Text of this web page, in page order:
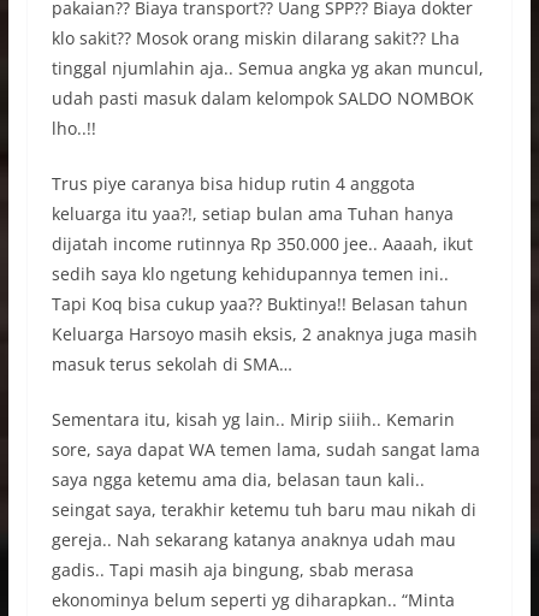
pakaian?? Biaya transport?? Uang SPP?? Biaya dokter
klo sakit?? Mosok orang miskin dilarang sakit?? Lha
tinggal njumlahin aja.. Semua angka yg akan muncul,
udah pasti masuk dalam kelompok SALDO NOMBOK
lho..!!
Trus piye caranya bisa hidup rutin 4 anggota
keluarga itu yaa?!, setiap bulan ama Tuhan hanya
dijatah income rutinnya Rp 350.000 jee.. Aaaah, ikut
sedih saya klo ngetung kehidupannya temen ini..
Tapi Koq bisa cukup yaa?? Buktinya!! Belasan tahun
Keluarga Harsoyo masih eksis, 2 anaknya juga masih
masuk terus sekolah di SMA…
Sementara itu, kisah yg lain.. Mirip siiih.. Kemarin
sore, saya dapat WA temen lama, sudah sangat lama
saya ngga ketemu ama dia, belasan taun kali..
seingat saya, terakhir ketemu tuh baru mau nikah di
gereja.. Nah sekarang katanya anaknya udah mau
gadis.. Tapi masih aja bingung, sbab merasa
ekonominya belum seperti yg diharapkan.. “Minta